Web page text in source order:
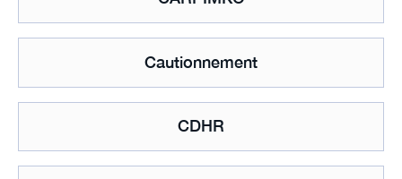
Cautionnement
CDHR